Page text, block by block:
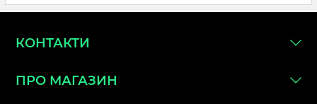
КОНТАКТИ
ПРО МАГАЗИН